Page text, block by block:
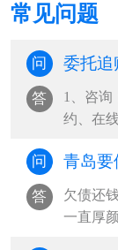
常见问题
问 委托追
答
1、咨询
约、在
问 青岛要
答
欠债还
一直厚